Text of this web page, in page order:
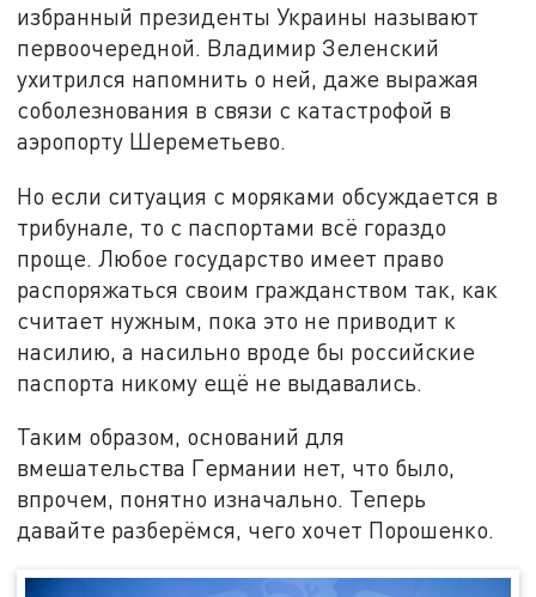
избранный президенты Украины называют
первоочередной. Владимир Зеленский
ухитрился напомнить о ней, даже выражая
соболезнования в связи с катастрофой в
аэропорту Шереметьево.
Но если ситуация с моряками обсуждается в
трибунале, то с паспортами всё гораздо
проще. Любое государство имеет право
распоряжаться своим гражданством так, как
считает нужным, пока это не приводит к
насилию, а насильно вроде бы российские
паспорта никому ещё не выдавались.
Таким образом, оснований для
вмешательства Германии нет, что было,
впрочем, понятно изначально. Теперь
давайте разберёмся, чего хочет Порошенко.